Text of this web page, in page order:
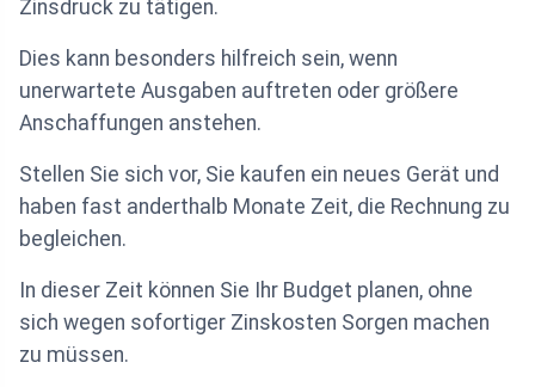
Zinsdruck zu tätigen.
Dies kann besonders hilfreich sein, wenn
unerwartete Ausgaben auftreten oder größere
Anschaffungen anstehen.
Stellen Sie sich vor, Sie kaufen ein neues Gerät und
haben fast anderthalb Monate Zeit, die Rechnung zu
begleichen.
In dieser Zeit können Sie Ihr Budget planen, ohne
sich wegen sofortiger Zinskosten Sorgen machen
zu müssen.